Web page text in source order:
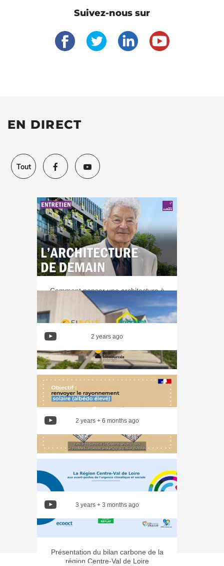
Suivez-nous sur
EN DIRECT
Tout
Comment penser une architecture à
la fois esthétique, écologique et
inclusive ?
2 years ago
Présentation du Pacte bois-
biosourcés Centre Val de Loire
2 years + 6 months ago
pour rafraîchir les villes.
3 years + 3 months ago
Présentation du bilan carbone de la
région Centre-Val de Loire